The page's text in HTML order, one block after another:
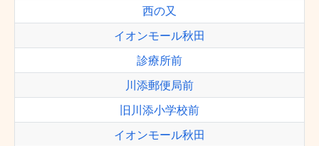
西の又
イオンモール秋田
診療所前
川添郵便局前
旧川添小学校前
イオンモール秋田